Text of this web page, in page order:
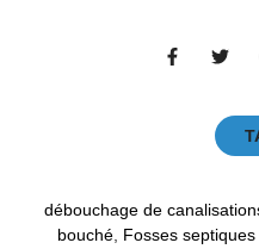
débouchage de
bouché, Fosses